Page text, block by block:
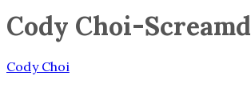
Cody Choi-Screamd
Cody Choi